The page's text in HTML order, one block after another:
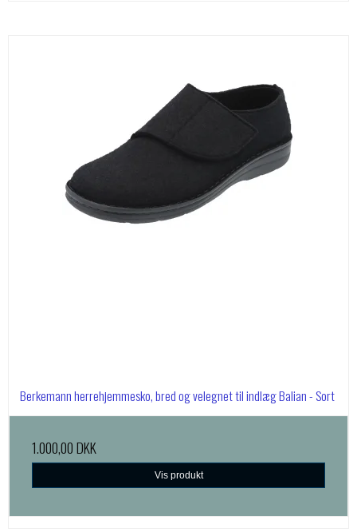
Berkemann herrehjemmesko, bred og velegnet til indlæg Balian - Sort
1.000,00 DKK
Vis produkt